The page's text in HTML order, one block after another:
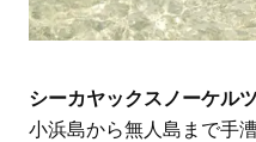
シーカヤックスノーケル
小浜島から無人島まで手